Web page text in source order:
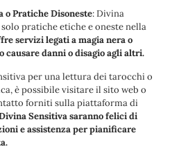
o Pratiche Disoneste: Divina
pratiche etiche e oneste nella
servizi legati a magia nera o
causare danni o disagio agli altri.
per una lettura dei tarocchi o
è possibile visitare il sito web o
forniti sulla piattaforma di
Sensitiva saranno felici di
e assistenza per pianificare